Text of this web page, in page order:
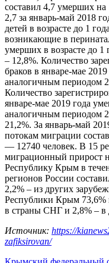
составил 4,7 умерших
2,7 за январь-май 2018
детей в возрасте до 1
возникающие в
умерших в возрасте до
– 12,8%. Количество
браков в январе-мае
аналогичным периодом
Количество
январе-мае 2019 года
аналогичным периодом
21,2%. За январь-май
потокам миграции
— 12740 человек. В 15
миграционный прирост
Республику Крым в
регионов России
2,2% – из других
Республики Крым 73,6%
в страны СНГ и 2,8% – в
Источник: https://
zafiksirovan/